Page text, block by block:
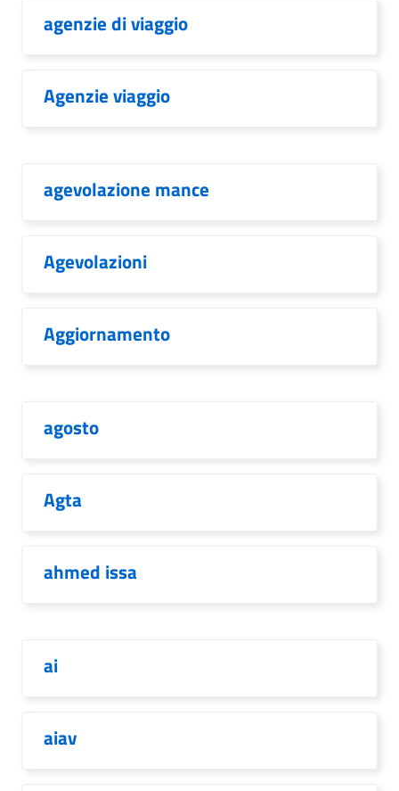
agenzie di viaggio
Agenzie viaggio
agevolazione mance
Agevolazioni
Aggiornamento
agosto
Agta
ahmed issa
ai
aiav